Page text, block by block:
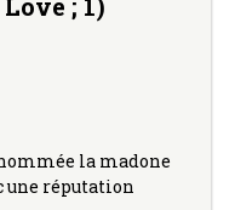
; 1)
la madone
une réputation